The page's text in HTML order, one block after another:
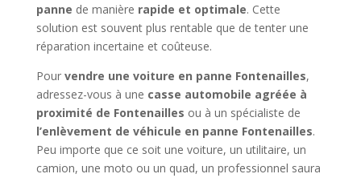
panne de manière rapide et optimale. Cette
solution est souvent plus rentable que de tenter une
réparation incertaine et coûteuse.
Pour vendre une voiture en panne Fontenailles,
adressez-vous à une casse automobile agréée à
proximité de Fontenailles ou à un spécialiste de
l’enlèvement de véhicule en panne Fontenailles.
Peu importe que ce soit une voiture, un utilitaire, un
camion, une moto ou un quad, un professionnel saura